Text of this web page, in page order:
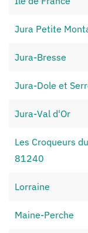
Jura Petite
Jura-Bresse
Jura-Dole et
Jura-Val d'Or
Les Croqueurs
81240
Lorraine
Maine-Perche